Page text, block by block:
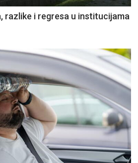
razlike i regresa u institucijama